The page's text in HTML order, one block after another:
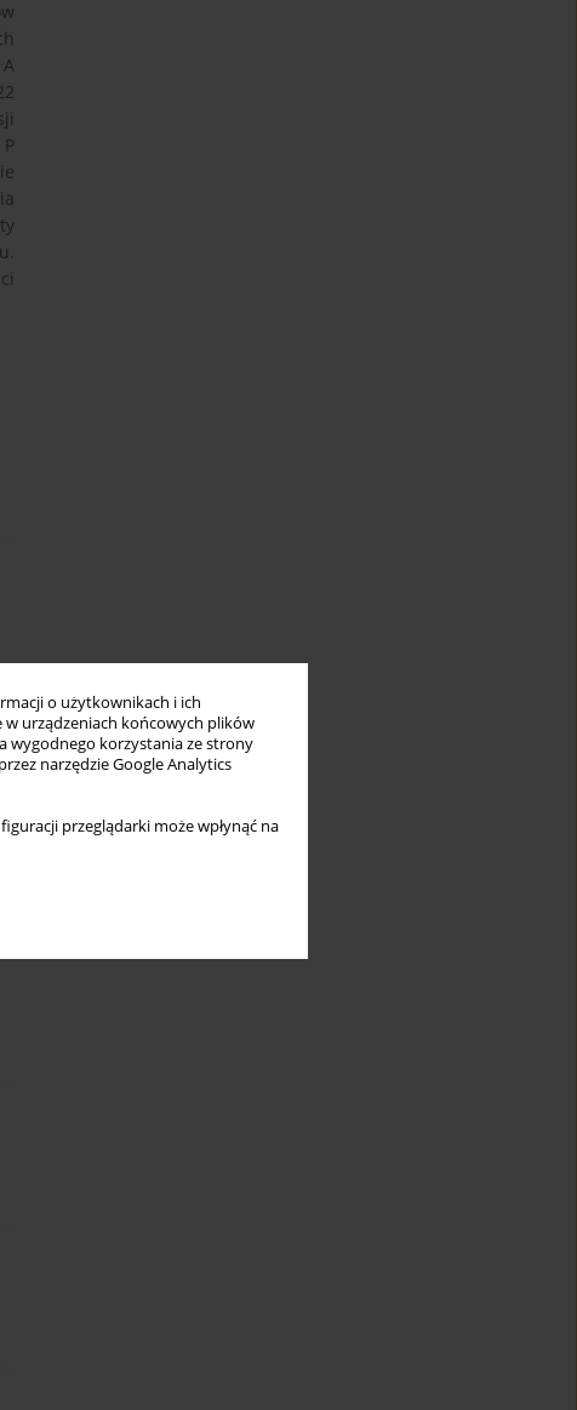
o użytkownikach i ich
urządzeniach końcowych plików
wygodnego korzystania ze strony
narzędzie Google Analytics
przeglądarki może wpłynąć na